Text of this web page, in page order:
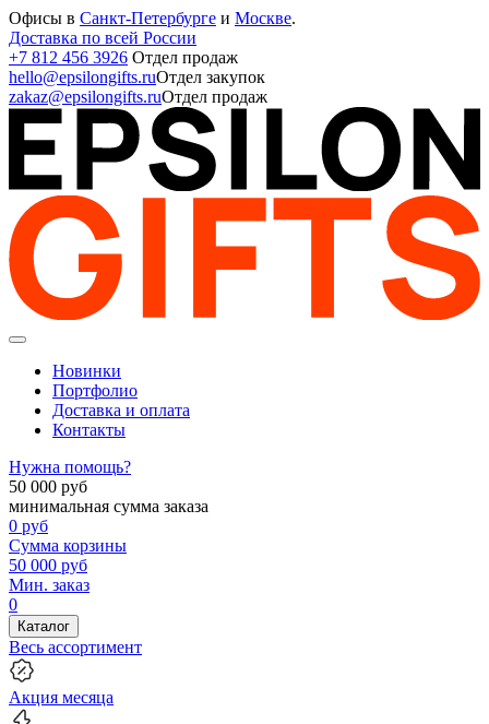
Офисы в Санкт-Петербурге и Москве.
Доставка по всей России
+7 812 456 3926 Отдел продаж
hello@epsilongifts.ruОтдел закупок
zakaz@epsilongifts.ruОтдел продаж
Новинки
Портфолио
Доставка и оплата
Контакты
Нужна помощь?
50 000 руб
минимальная сумма заказа
0 руб
Сумма корзины
50 000 руб
Мин. заказ
0
Каталог
Весь ассортимент
Акция месяца